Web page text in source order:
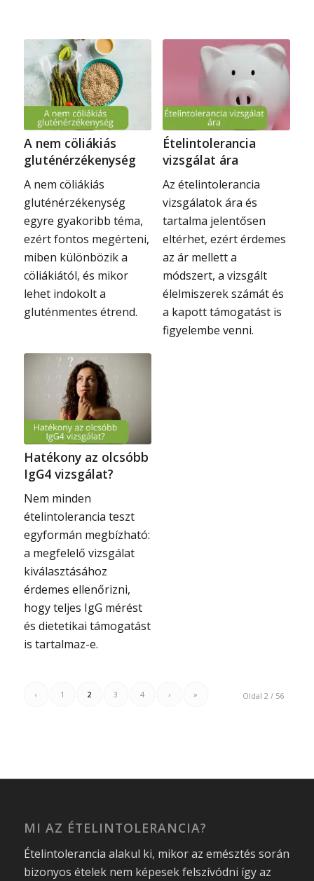
A nem cöliákiás
gluténérzékenység
A nem cöliákiás
gluténérzékenység
egyre gyakoribb téma,
ezért fontos megérteni,
miben különbözik a
cöliákiától, és mikor
lehet indokolt a
gluténmentes étrend.
Ételintolerancia
vizsgálat ára
Az ételintolerancia
vizsgálatok ára és
tartalma jelentősen
eltérhet, ezért érdemes
az ár mellett a
módszert, a vizsgált
élelmiszerek számát és
a kapott támogatást is
figyelembe venni.
Hatékony az olcsóbb
IgG4 vizsgálat?
Nem minden
ételintolerancia teszt
egyformán megbízható:
a megfelelő vizsgálat
kiválasztásához
érdemes ellenőrizni,
hogy teljes IgG mérést
és dietetikai támogatást
is tartalmaz-e.
Oldal 2 / 56
‹ 1 2 3 4 › »
MI AZ ÉTELINTOLERANCIA?
Ételintolerancia alakul ki, mikor az emésztés során
bizonyos ételek nem képesek felszívódni így az